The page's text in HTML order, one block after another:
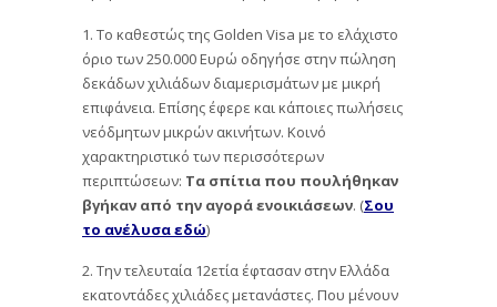
1. Το καθεστώς της Golden Visa με το ελάχιστο
όριο των 250.000 Ευρώ οδηγήσε στην πώληση
δεκάδων χιλιάδων διαμερισμάτων με μικρή
επιφάνεια. Επίσης έφερε και κάποιες πωλήσεις
νεόδμητων μικρών ακινήτων. Κοινό
χαρακτηριστικό των περισσότερων
περιπτώσεων: Τα σπίτια που πουλήθηκαν
βγήκαν από την αγορά ενοικιάσεων. (Σου
το ανέλυσα εδώ)
2. Την τελευταία 12ετία έφτασαν στην Ελλάδα
εκατοντάδες χιλιάδες μετανάστες. Που μένουν